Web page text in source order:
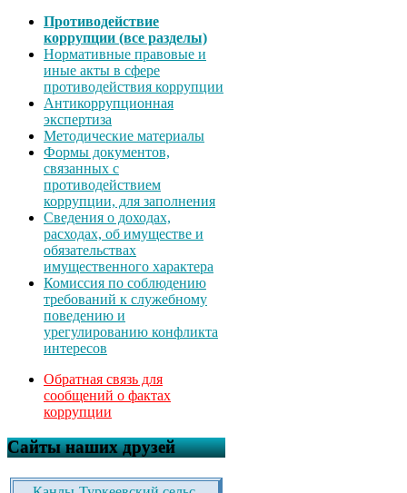
Противодействие
коррупции (все разделы)
Нормативные правовые и
иные акты в сфере
противодействия коррупции
Антикоррупционная
экспертиза
Методические материалы
Формы документов,
связанных с
противодействием
коррупции, для заполнения
Сведения о доходах,
расходах, об имуществе и
обязательствах
имущественного характера
Комиссия по соблюдению
требований к служебному
поведению и
урегулированию конфликта
интересов
Обратная связь для
сообщений о фактах
коррупции
Сайты наших друзей